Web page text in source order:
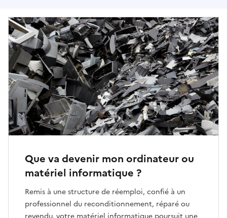
Que va devenir mon ordinateur ou
matériel informatique ?
Remis à une structure de réemploi, confié à un
professionnel du reconditionnement, réparé ou